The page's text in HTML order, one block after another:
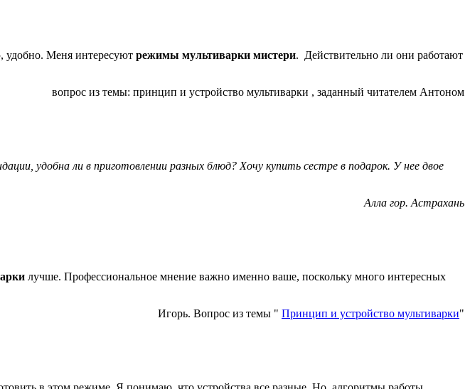
удобно. Меня интересуют режимы мультиварки мистери. Действительно ли они работают
принцип и устройство мультиварки , заданный читателем Антоном
удобна ли в приготовлении разных блюд? Хочу купить сестре в подарок. У нее двое
Алла гор. Астрахань
лучше. Профессиональное мнение важно именно ваше, поскольку много интересных
Игорь. Вопрос из темы " Принцип и устройство мультиварки"